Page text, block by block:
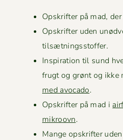
Opskrifter på mad,
Opskrifter uden
tilsætningsstoffer.
Inspi­ra­tion til sund
frugt og grønt og ikke
med avo­ca­do.
Opskrifter på mad i
mikroovn.
Mange opskrifter